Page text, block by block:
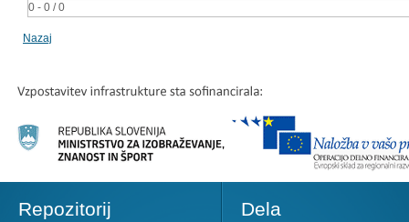
0 - 0 / 0
Nazaj
Repozitorij Dela